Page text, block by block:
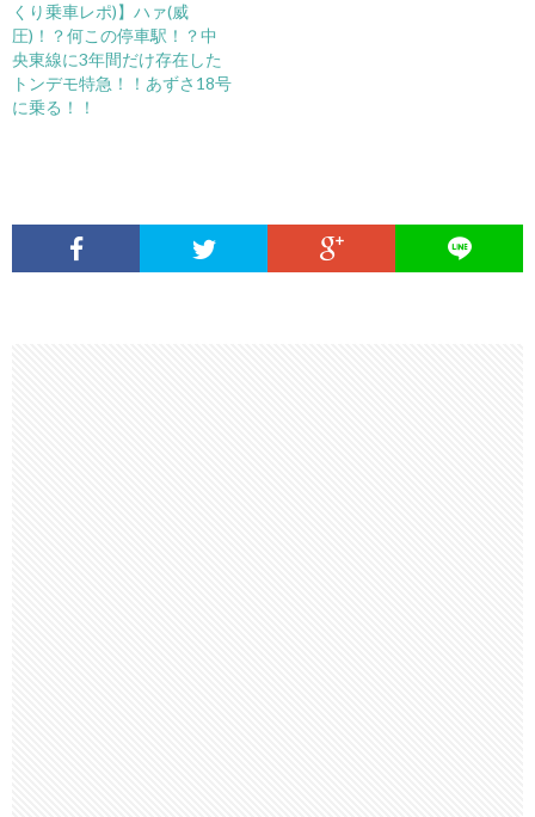
くり乗車レポ)】ハァ(威
圧)！？何この停車駅！？中
央東線に3年間だけ存在した
トンデモ特急！！あずさ18号
に乗る！！